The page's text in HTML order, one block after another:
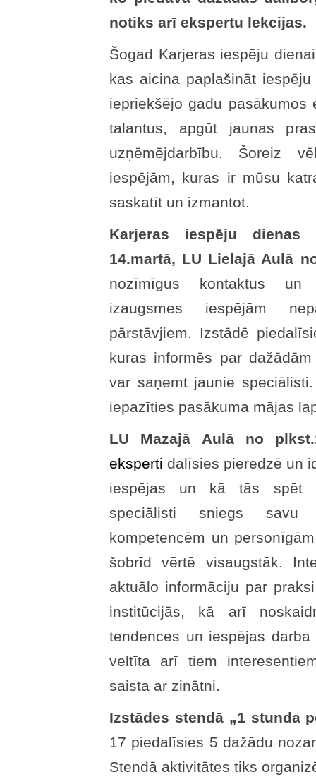
notiks arī ekspertu lekcijas.
Šogad Karjeras iespēju
kas aicina paplašināt
iepriekšējo gadu
talantus, apgūt jaunas
uzņēmējdarbību. Šoreiz
iespējām, kuras ir mūsu
saskatīt un izmantot.
Karjeras iespēju dienas
14.martā, LU Lielajā Aulā
nozīmīgus kontaktus un
izaugsmes iespējām
pārstāvjiem. Izstādē
kuras informēs par
var saņemt jaunie
iepazīties pasākuma mājas
LU Mazajā Aulā no
eksperti dalīsies pieredzē un
iespējas un kā tās spēt
speciālisti sniegs savu
kompetencēm un
šobrīd vērtē visaugstāk.
aktuālo informāciju par
institūcijās, kā arī
tendences un iespējas
veltīta arī tiem
saista ar zinātni.
Izstādes stendā „1 stunda
17 piedalīsies 5 dažādu
Stendā aktivitātes tiks